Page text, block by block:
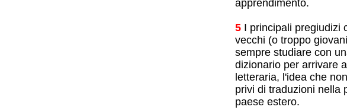
apprendimento.
5 I principali pregiudizi
vecchi (o troppo
sempre studiare con
dizionario per arrivare
letteraria, l'idea che
privi di traduzioni nella
paese estero.